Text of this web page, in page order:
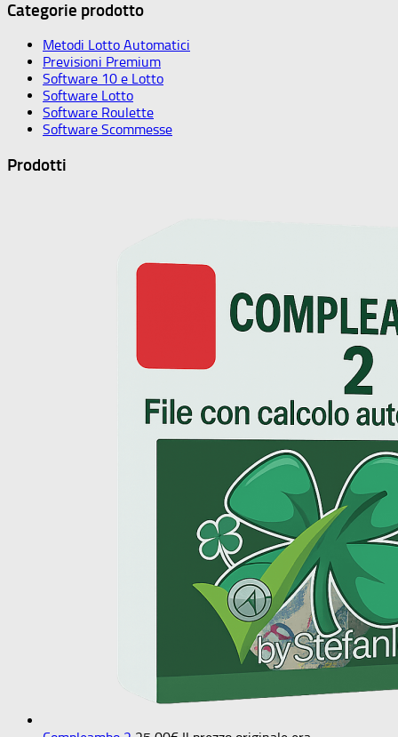
Categorie prodotto
Metodi Lotto Automatici
Previsioni Premium
Software 10 e Lotto
Software Lotto
Software Roulette
Software Scommesse
Prodotti